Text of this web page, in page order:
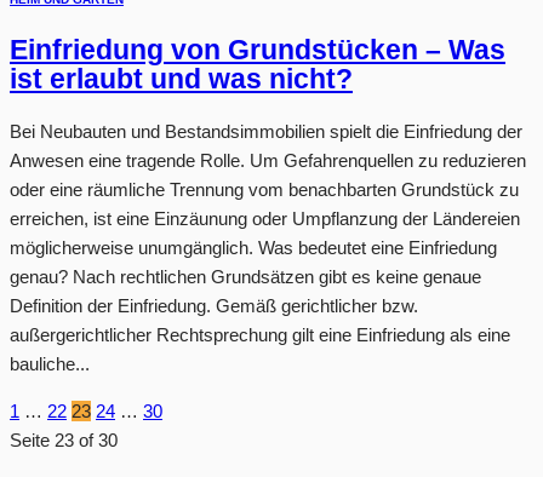
Einfriedung von Grundstücken – Was
ist erlaubt und was nicht?
Bei Neubauten und Bestandsimmobilien spielt die Einfriedung der
Anwesen eine tragende Rolle. Um Gefahrenquellen zu reduzieren
oder eine räumliche Trennung vom benachbarten Grundstück zu
erreichen, ist eine Einzäunung oder Umpflanzung der Ländereien
möglicherweise unumgänglich. Was bedeutet eine Einfriedung
genau? Nach rechtlichen Grundsätzen gibt es keine genaue
Definition der Einfriedung. Gemäß gerichtlicher bzw.
außergerichtlicher Rechtsprechung gilt eine Einfriedung als eine
bauliche...
1 … 22 23 24 … 30
Seite 23 of 30